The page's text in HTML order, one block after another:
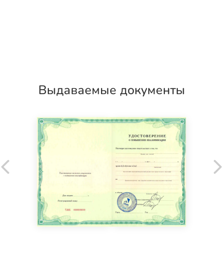
Выдаваемые документы